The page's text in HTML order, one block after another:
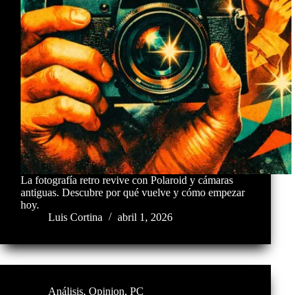
La fotografía retro revive con Polaroid y cámaras
antiguas. Descubre por qué vuelve y cómo empezar
hoy.
Luis Cortina
abril 1, 2026
Análisis, Opinion, PC